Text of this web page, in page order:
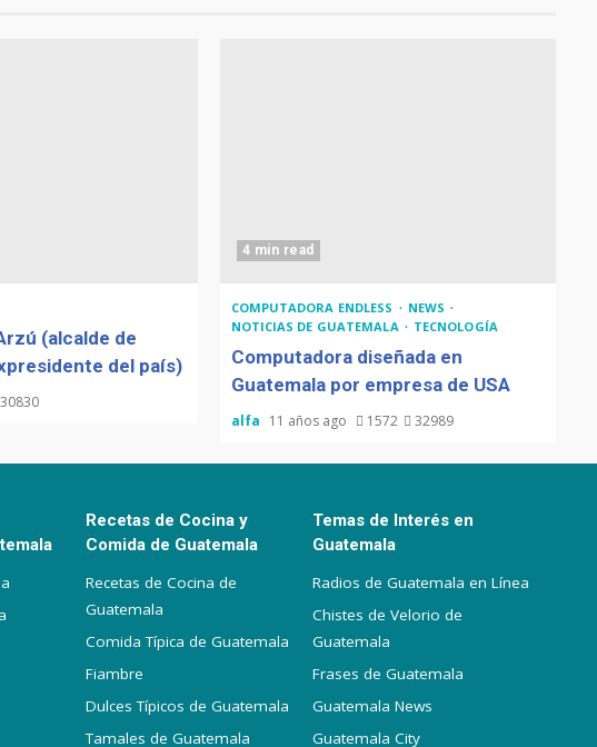
(alcalde de
del país)
30830
4 min read
COMPUTADORA ENDLESS
NEWS
NOTICIAS DE GUATEMALA
TECNOLOGÍA
Computadora diseñada en
Guatemala por empresa de USA
alfa 11 años ago 1572 32989
Recetas de Cocina y
Comida de Guatemala
Recetas de Cocina de
Guatemala
Comida Típica de Guatemala
Fiambre
Dulces Típicos de Guatemala
Tamales de Guatemala
Temas de Interés en
Guatemala
Radios de Guatemala en Línea
Chistes de Velorio de
Guatemala
Frases de Guatemala
Guatemala News
Guatemala City